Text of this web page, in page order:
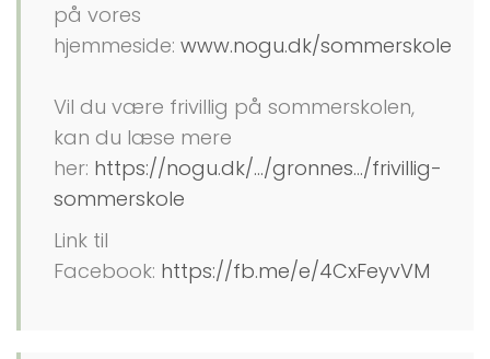
på vores
hjemmeside: www.nogu.dk/sommerskole
Vil du være frivillig på sommerskolen,
kan du læse mere
her: https://nogu.dk/.../gronnes.../frivillig-
sommerskole
Link til
Facebook: https://fb.me/e/4CxFeyvVM